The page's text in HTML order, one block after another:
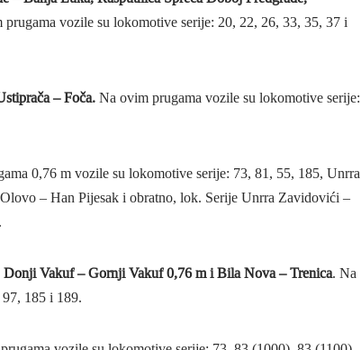
prugama vozile su lokomotive serije: 20, 22, 26, 33, 35, 37 i
– Foča. Na ovim prugama vozile su lokomotive serije:
0,76 m vozile su lokomotive serije: 73, 81, 55, 185, Unrra
– Han Pijesak i obratno, lok. Serije Unrra Zavidovići –
Donji Vakuf – Gornji Vakuf 0,76 m i Bila Nova – Trenica. Na
185 i 189.